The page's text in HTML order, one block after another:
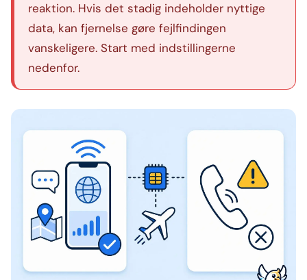
reaktion. Hvis det stadig indeholder nyttige
data, kan fjernelse gøre fejlfindingen
vanskeligere. Start med indstillingerne
nedenfor.